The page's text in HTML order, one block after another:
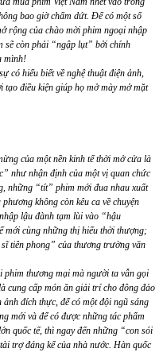
bao giờ chấm dứt. Để có một số
rộng của chào mời phim ngoại nhập
sẽ còn phải “ngập lụt” bởi chính
mình!
có hiểu biết về nghệ thuật điện ảnh,
điều kiện giúp họ mở mày mở mặt
của một nền kinh tế thời mở cửa là
như nhận định của một vị quan chức
những “tít” phim mới đua nhau xuất
không còn kêu ca về chuyện
lậu đành tạm lùi vào “hậu
cùng những thị hiếu thời thượng;
tiên phong” của thương trường văn
phim thương mại mà người ta vẫn gọi
cung cấp món ăn giải trí cho đông đảo
đích thực, để có một đội ngũ sáng
mới và để có được những tác phẩm
quốc tế, thì ngay đến những “con sói
trợ đáng kể của nhà nước. Hàn quốc